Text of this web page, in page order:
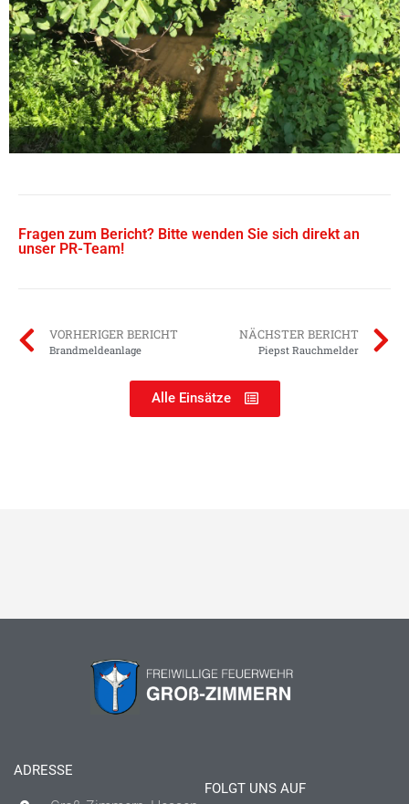
Fragen zum Bericht? Bitte wenden Sie sich direkt an
unser PR-Team!
VORHERIGER BERICHT
Brandmeldeanlage
NÄCHSTER BERICHT
Piepst Rauchmelder
Alle Einsätze
ADRESSE
FOLGT UNS AUF